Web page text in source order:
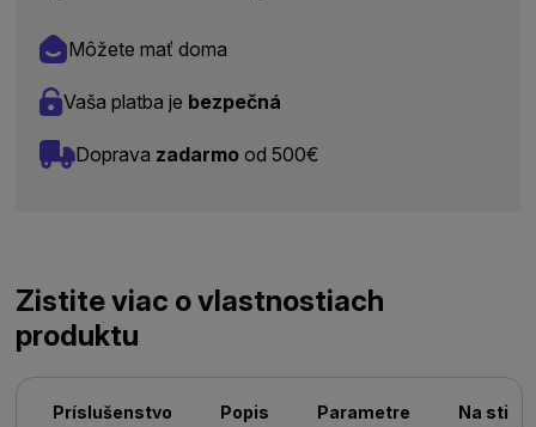
Môžete mať doma
Vaša platba je bezpečná
Doprava zadarmo od 500€
Zistite viac o vlastnostiach
produktu
Príslušenstvo Popis Parametre Na